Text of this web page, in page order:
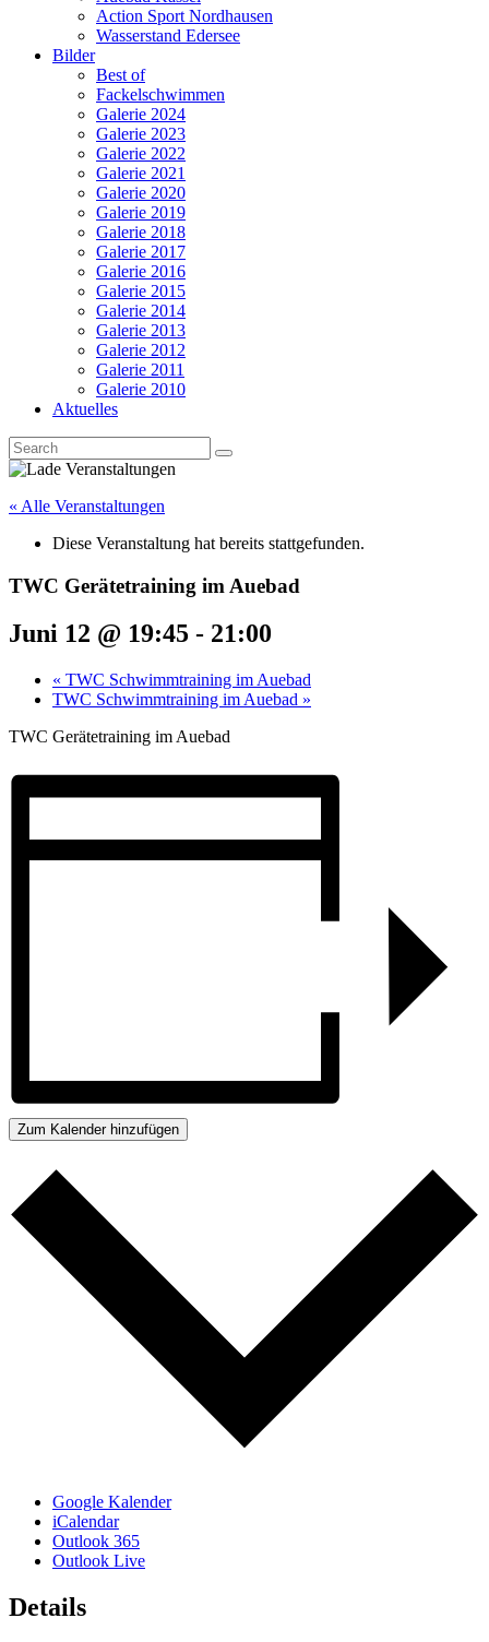
Action Sport Nordhausen
Wasserstand Edersee
Bilder
Best of
Fackelschwimmen
Galerie 2024
Galerie 2023
Galerie 2022
Galerie 2021
Galerie 2020
Galerie 2019
Galerie 2018
Galerie 2017
Galerie 2016
Galerie 2015
Galerie 2014
Galerie 2013
Galerie 2012
Galerie 2011
Galerie 2010
Aktuelles
« Alle Veranstaltungen
Diese Veranstaltung hat bereits stattgefunden.
TWC Gerätetraining im Auebad
Juni 12 @ 19:45 - 21:00
« TWC Schwimmtraining im Auebad
TWC Schwimmtraining im Auebad »
TWC Gerätetraining im Auebad
Zum Kalender hinzufügen
Google Kalender
iCalendar
Outlook 365
Outlook Live
Details